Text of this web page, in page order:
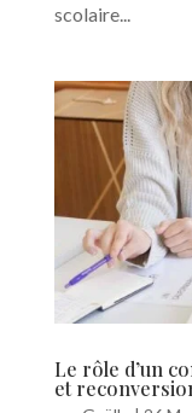
scolaire...
Le rôle d’un
et